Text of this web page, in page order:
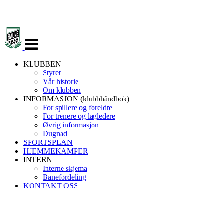
navigasjon
KLUBBEN
Styret
Vår historie
Om klubben
INFORMASJON (klubbhåndbok)
For spillere og foreldre
For trenere og lagledere
Øvrig informasjon
Dugnad
SPORTSPLAN
HJEMMEKAMPER
INTERN
Interne skjema
Banefordeling
KONTAKT OSS